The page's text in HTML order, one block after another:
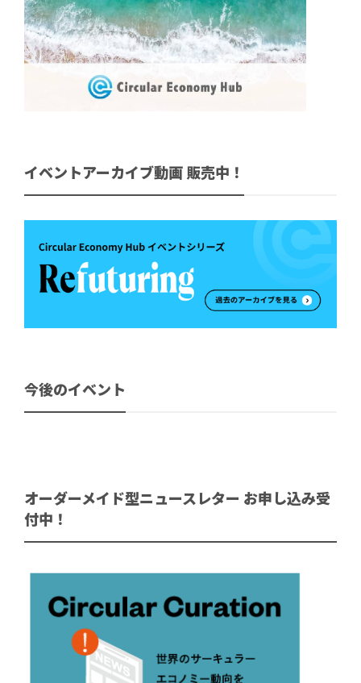
イベントアーカイブ動画 販売中！
今後のイベント
オーダーメイド型ニュースレター お申し込み受
付中！